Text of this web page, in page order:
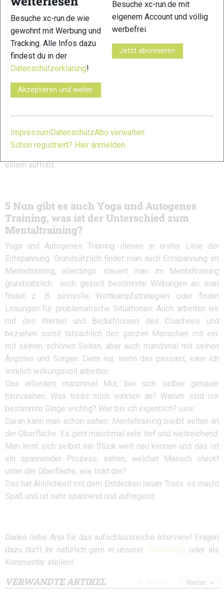
er wird während der Übung die Anweisung geben, das
richtige Maß zu finden Es wäre ja doof, wenn ich meine
Aufregung derart runterfahre, dass ich völlig gechillt an den
Start gehe, und mir der Lauf dadurch gleichgültig ist. Oder
wenn man derart übermotiviert am Start steht und dadurch zu
schnell angeht.
Aufregung z. B. hat ja auch was Gutes: es hält die Spannung
Bestes zu geben.
Grundsätzlich läuft es aber natürlich besser, wenn man die
Aufregung etwas unter Kontrolle bringen kann, als dass sie
einem auffrißt.
5 Nun gibt es auch Yoga und Autogenes
Training, was ist der Unterschied zum
Mentaltraining?
Yoga und Autogenes Training dienen in erster Linie der
Entspannung. Grundsätzlich findet man auch Entspannung im
Mentaltraining, allerdings steuert man im Mentaltraining
grundsätzlich auch gezielt bestimmte Wirkungen an: man
findet z. B. sinnvolle Wettkampfstrategien oder findet
Lösungen für problematische Situationen. Auch arbeiten wir
mit den Werten und Bedürfnissen des Coachees und
beziehen somit tatsächlich den ganzen Menschen mit ein:
mit seinen schönen Seiten, aber auch manchmal mit seinen
Ängsten und Sorgen. Denn nur, wenn das passiert, kann ich
wirklich wirkungsvoll arbeiten.
Das erfordert manchmal Mut, bei sich selber genauer
hinzusehen: Was treibt mich wirklich an? Warum sind mir
bestimmte Dinge wichtig? Wer bin ich eigentlich? usw.
Daran kann man schon sehen: Mentaltraining bleibt selten an
der Oberfläche. Es geht manchmal sehr tief und weitreichend.
Man lernt sich selbst ein Stück weit neu kennen und das ist
ein spannender Prozess: sehen, welcher Mensch steckt
unter der Oberfläche, wie tickt der?
Das hat Ähnlichkeit mit dem Entdecken neuer Trails: es macht
Spaß und ist sehr spannend und aufregend.
Danke liebe Anja für das aufschlussreiche Interview! Fragen
dazu dürft ihr natürlich gern in unserer Community oder als
Kommentar stellen!
VERWANDTE ARTIKEL Weiter
Besuche xc-run.de wie
gewohnt mit Werbung und
Tracking. Alle Infos dazu
findest du in der
Datenschutzerklärung!
Akzeptieren und weiter
Besuche xc-run.de mit
eigenem Account und völlig
werbefrei.
Jetzt abonnieren
Impressum DatenschutzAbo verwalten
Schon registriert? Hier anmelden